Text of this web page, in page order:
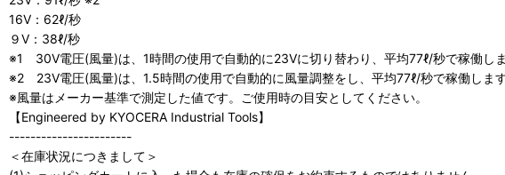
16V：62ℓ/秒
９V：38ℓ/秒
※1 30V電圧(風量)は、1時間の使用で自動的に23Vに切り替わり、平均77ℓ/秒で稼働しま
※2 23V電圧(風量)は、1.5時間の使用で自動的に風量調整をし、平均77ℓ/秒で稼働します
※風量はメーカー基準で測定した値です。ご使用時の目安としてください。
【Engineered by KYOCERA Industrial Tools】
-----------------------
＜在庫状況につきまして＞